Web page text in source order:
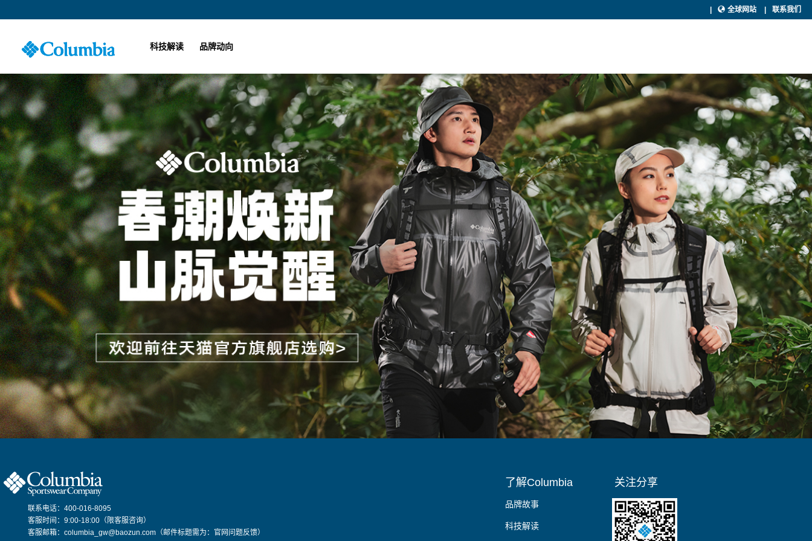
全球网站 联系我们
科技解读 品牌动向
联系电话：400-016-8095
客服时间：9:00-18:00（限客服咨询）
客服邮箱：columbia_gw@baozun.com（邮件标题需为：官网问题反馈）
了解Columbia
品牌故事
科技解读
关注分享